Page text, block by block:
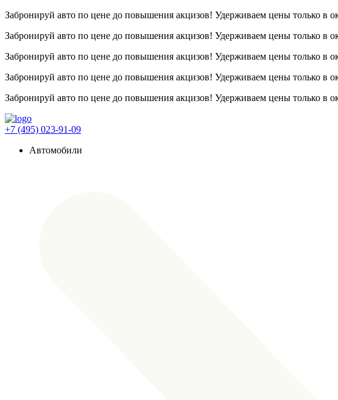
Забронируй авто по цене до повышения акцизов! Удерживаем цены только в
Забронируй авто по цене до повышения акцизов! Удерживаем цены только в
Забронируй авто по цене до повышения акцизов! Удерживаем цены только в
Забронируй авто по цене до повышения акцизов! Удерживаем цены только в
Забронируй авто по цене до повышения акцизов! Удерживаем цены только в
+7 (495) 023-91-09
Автомобили